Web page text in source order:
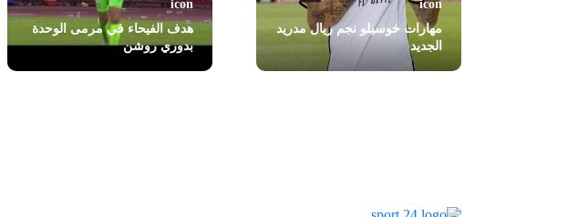
مهارات خوسيلو نجم ريال مدريد
الجديد
هدف الفيحاء في مرمى الوحدة
بدوري روشن